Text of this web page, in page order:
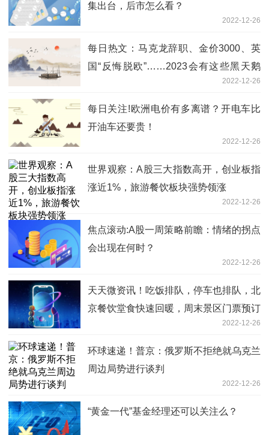
集出台，后市怎么看？
2022-12-26
每日热文：马克龙辞职、金价3000、英
国“反悔脱欧”……2023会有这些黑天鹅
2022-12-26
每日关注!欧洲电价有多离谱？开电车比
开油车还要贵！
2022-12-26
世界观察：A股三大指数高开，创业板指
涨近1%，旅游餐饮板块强势领涨
2022-12-26
焦点滚动:A股一周策略前瞻：情绪的拐点
会出现在何时？
2022-12-26
天天微资讯！吃饭排队，停车也排队，北
京餐饮堂食快速回暖，周末景区门票预订
2022-12-26
环球速递！普京：俄罗斯不拒绝就乌克兰
周边局势进行谈判
2022-12-26
“黄金一代”基金经理还可以关注么？